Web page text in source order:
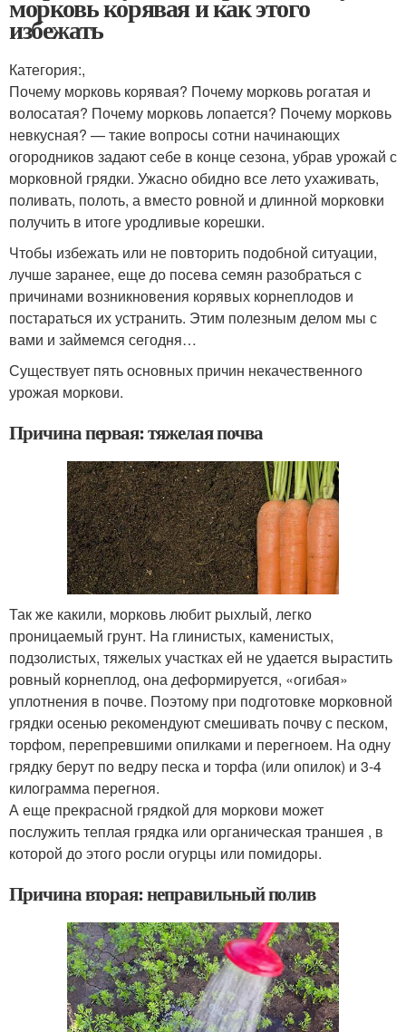
морковь корявая и как этого
избежать
Категория:,
Почему морковь корявая? Почему морковь рогатая и
волосатая? Почему морковь лопается? Почему морковь
невкусная? — такие вопросы сотни начинающих
огородников задают себе в конце сезона, убрав урожай с
морковной грядки. Ужасно обидно все лето ухаживать,
поливать, полоть, а вместо ровной и длинной морковки
получить в итоге уродливые корешки.
Чтобы избежать или не повторить подобной ситуации,
лучше заранее, еще до посева семян разобраться с
причинами возникновения корявых корнеплодов и
постараться их устранить. Этим полезным делом мы с
вами и займемся сегодня…
Существует пять основных причин некачественного
урожая моркови.
Причина первая: тяжелая почва
Так же какили, морковь любит рыхлый, легко
проницаемый грунт. На глинистых, каменистых,
подзолистых, тяжелых участках ей не удается вырастить
ровный корнеплод, она деформируется, «огибая»
уплотнения в почве. Поэтому при подготовке морковной
грядки осенью рекомендуют смешивать почву с песком,
торфом, перепревшими опилками и перегноем. На одну
грядку берут по ведру песка и торфа (или опилок) и 3-4
килограмма перегноя.
А еще прекрасной грядкой для моркови может
послужить теплая грядка или органическая траншея , в
которой до этого росли огурцы или помидоры.
Причина вторая: неправильный полив